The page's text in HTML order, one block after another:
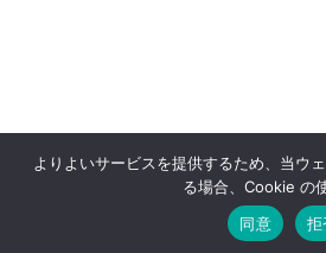
よりよいサービスを提供するため、当ウ
る場合、Cookie の
同意
拒